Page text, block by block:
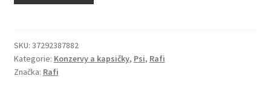
Odpočívadla pro kočky
Pamlsky pro kočky
SKU: 37292387882
Kategorie: Konzervy a kapsičky, Psi, Rafi
Značka: Rafi